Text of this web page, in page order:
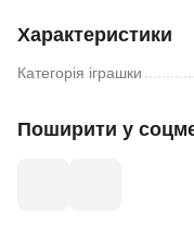
Характеристики
Категорія іграшки
Поширити у